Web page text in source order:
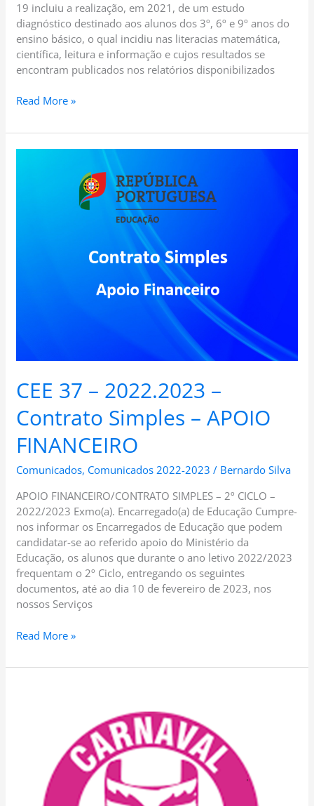
19 incluiu a realização, em 2021, de um estudo
diagnóstico destinado aos alunos dos 3º, 6º e 9º anos do
ensino básico, o qual incidiu nas literacias matemática,
científica, leitura e informação e cujos resultados se
encontram publicados nos relatórios disponibilizados
Read More »
CEE 37 – 2022.2023 –
Contrato Simples – APOIO
FINANCEIRO
Comunicados, Comunicados 2022-2023 / Bernardo Silva
APOIO FINANCEIRO/CONTRATO SIMPLES – 2º CICLO –
2022/2023 Exmo(a). Encarregado(a) de Educação Cumpre-
nos informar os Encarregados de Educação que podem
candidatar-se ao referido apoio do Ministério da
Educação, os alunos que durante o ano letivo 2022/2023
frequentam o 2º Ciclo, entregando os seguintes
documentos, até ao dia 10 de fevereiro de 2023, nos
nossos Serviços
Read More »
Desfile